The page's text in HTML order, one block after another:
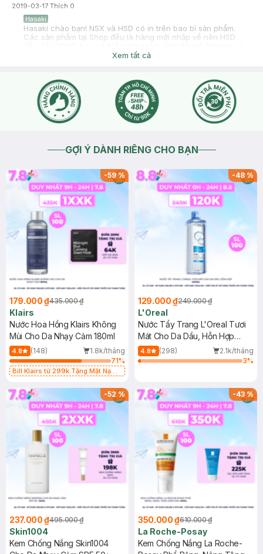
2019-03-17 Thích 0
Hasaki
Hasaki chào bạn! NSX và HSD có in trên bao bì sản phẩm.
Các sản phẩm tại Shop đều là hàng mới nhập về nên HSD
Xem tất cả
GỢI Ý DÀNH RIÊNG CHO BẠN
-59%
179.000 ₫435.000 ₫
Klairs
Nước Hoa Hồng Klairs Không
Mùi Cho Da Nhạy Cảm 180ml
4.8 (148)
1.8k/tháng
71%
Bill Klairs từ 299k Tặng Mặt Nạ
25ml (SL Có Hạn)
-48%
129.000 ₫249.000 ₫
L'Oreal
Nước Tẩy Trang L'Oreal Tươi
Mát Cho Da Dầu, Hỗn Hợp
400ml
4.8 (298)
2.1k/tháng
3%
-52%
237.000 ₫495.000 ₫
Skin1004
Kem Chống Nắng Skin1004
-43%
350.000 ₫610.000 ₫
La Roche-Posay
Kem Chống Nắng La Roche-